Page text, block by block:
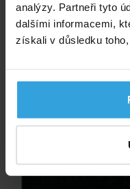
analýzy. Partneři tyto
dalšími informacemi,
získali v důsledku
Síla plachty
Obdélník 3 × 2m
Rozměrová